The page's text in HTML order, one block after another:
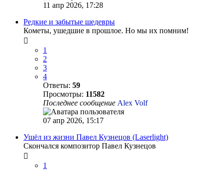
11 апр 2026, 17:28
Редкие и забытые шедевры
Кометы, ушедшие в прошлое. Но мы их помним!
1
2
3
4
Ответы: 59
Просмотры: 11582
Последнее сообщение Alex Volf
07 апр 2026, 15:17
Ушёл из жизни Павел Кузнецов (Laserlight)
Скончался композитор Павел Кузнецов
1